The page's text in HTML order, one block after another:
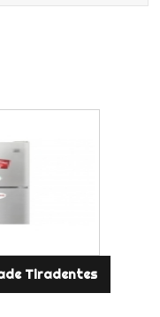
Tiradentes